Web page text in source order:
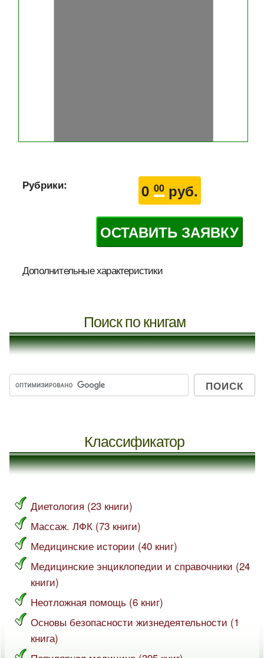
0 00руб.
ОСТАВИТЬ ЗАЯВКУ
Рубрики:
Дополнительные характеристики
Поиск по книгам
Классификатор
Диетология (23 книги)
Массаж. ЛФК (73 книги)
Медицинские истории (40 книг)
Медицинские энциклопедии и справочники (24
книги)
Неотложная помощь (6 книг)
Основы безопасности жизнедеятельности (1
книга)